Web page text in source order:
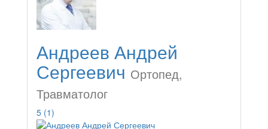
Андреев Андрей
Сергеевич Ортопед,
Травматолог
5 (1)